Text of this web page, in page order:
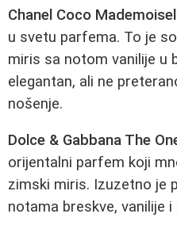
Chanel Coco
u svetu parfema. To je
miris sa notom vanilije u
elegantan, ali ne
nošenje.
Dolce & Gabbana The
orijentalni parfem koji
zimski miris. Izuzetno je
notama breskve, vanilije i